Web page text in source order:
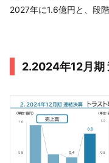
2027年に1.6億円と、段
2.2024年12月期